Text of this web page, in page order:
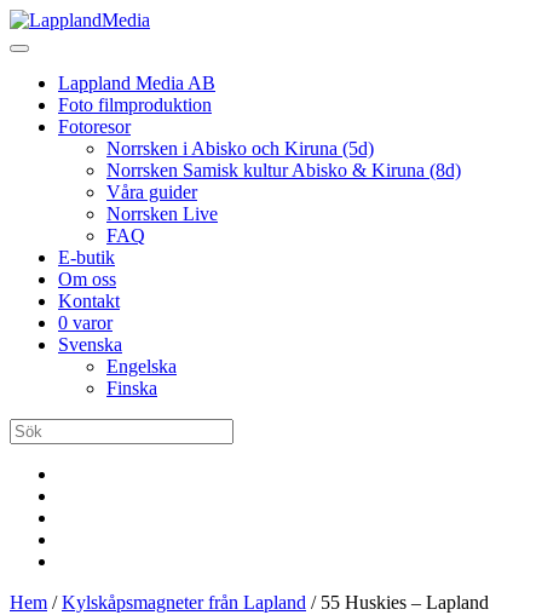
Lappland Media AB
Foto filmproduktion
Fotoresor
Norrsken i Abisko och Kiruna (5d)
Norrsken Samisk kultur Abisko & Kiruna (8d)
Våra guider
Norrsken Live
FAQ
E-butik
Om oss
Kontakt
0 varor
Svenska
Engelska
Finska
Hem /Kylskåpsmagneter från Lapland / 55 Huskies – Lapland